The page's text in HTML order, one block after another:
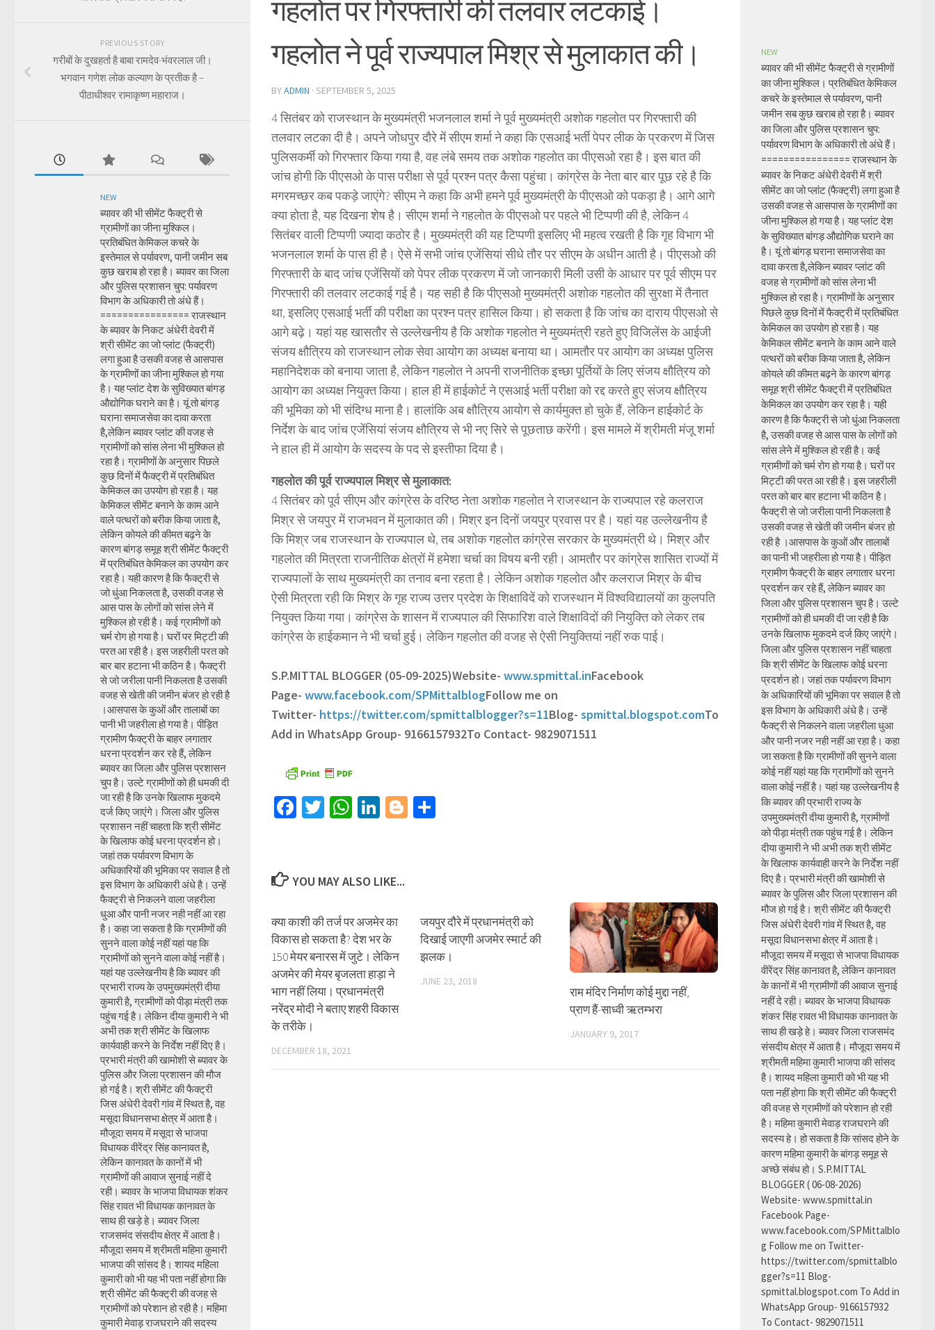
गहलोत पर गिरफ्तारी की तलवार लटकाई।
गहलोत ने पूर्व राज्यपाल मिश्र से मुलाकात की।
BYADMIN · SEPTEMBER 5, 2025
4 सितंबर को राजस्थान के मुख्यमंत्री भजनलाल शर्मा ने पूर्व मुख्यमंत्री अशोक गहलोत पर गिरफ्तारी की
तलवार लटका दी है। अपने जोधपुर दौरे में सीएम शर्मा ने कहा कि एसआई भर्ती पेपर लीक के प्रकरण में जिस
पुलिसकर्मी को गिरफ्तार किया गया है, वह लंबे समय तक अशोक गहलोत का पीएसओ रहा है। इस बात की
जांच होगी कि पीएसओ के पास परीक्षा से पूर्व प्रश्न पत्र कैसा पहुंचा। कांग्रेस के नेता बार बार पूछ रहे है कि
मगरमच्छर कब पकड़े जाएंगे? सीएम ने कहा कि अभी हमने पूर्व मुख्यमंत्री के पीएसओ को पकड़ा है। आगे आगे
क्या होता है, यह दिखना शेष है। सीएम शर्मा ने गहलोत के पीएसओ पर पहले भी टिप्पणी की है, लेकिन 4
सितंबर वाली टिप्पणी ज्यादा कठोर है। मुख्यमंत्री की यह टिप्पणी इसलिए भी महत्व रखती है कि गृह विभाग भी
भजनलाल शर्मा के पास ही है। ऐसे में सभी जांच एजेंसियां सीधे तौर पर सीएम के अधीन आती है। पीएसओ की
गिरफ्तारी के बाद जांच एजेंसियों को पेपर लीक प्रकरण में जो जानकारी मिली उसी के आधार पर पूर्व सीएम पर
गिरफ्तारी की तलवार लटकाई गई है। यह सही है कि पीएसओ मुख्यमंत्री अशोक गहलोत की सुरक्षा में तैनात
था, इसलिए एसआई भर्ती की परीक्षा का प्रश्न पत्र हासिल किया। हो सकता है कि जांच का दाराय पीएसओ से
आगे बढ़े। यहां यह खासतौर से उल्लेखनीय है कि अशोक गहलोत ने मुख्यमंत्री रहते हुए विजिलेंस के आईजी
संजय क्षौत्रिय को राजस्थान लोक सेवा आयोग का अध्यक्ष बनाया था। आमतौर पर आयोग का अध्यक्ष पुलिस
महानिदेशक को बनाया जाता है, लेकिन गहलोत ने अपनी राजनीतिक इच्छा पूर्तियों के लिए संजय क्षौत्रिय को
आयोग का अध्यक्ष नियुक्त किया। हाल ही में हाईकोर्ट ने एसआई भर्ती परीक्षा को रद्द करते हुए संजय क्षौत्रिय
की भूमिका को भी संदिग्ध माना है। हालांकि अब क्षौत्रिय आयोग से कार्यमुक्त हो चुके हैं, लेकिन हाईकोर्ट के
निर्देश के बाद जांच एजेंसियां संजय क्षौत्रिय से भी नए सिरे से पूछताछ करेंगी। इस मामले में श्रीमती मंजू शर्मा
ने हाल ही में आयोग के सदस्य के पद से इस्तीफा दिया है।
गहलोत की पूर्व राज्यपाल मिश्र से मुलाकात:
4 सितंबर को पूर्व सीएम और कांग्रेस के वरिष्ठ नेता अशोक गहलोत ने राजस्थान के राज्यपाल रहे कलराज
मिश्र से जयपुर में राजभवन में मुलाकात की। मिश्र इन दिनों जयपुर प्रवास पर है। यहां यह उल्लेखनीय है
कि मिश्र जब राजस्थान के राज्यपाल थे, तब अशोक गहलोत कांग्रेस सरकार के मुख्यमंत्री थे। मिश्र और
गहलोत की मित्रता राजनीतिक क्षेत्रों में हमेशा चर्चा का विषय बनी रही। आमतौर पर कांग्रेस शासित राज्यों में
राज्यपालों के साथ मुख्यमंत्री का तनाव बना रहता है। लेकिन अशोक गहलोत और कलराज मिश्र के बीच
ऐसी मित्रता रही कि मिश्र के गृह राज्य उत्तर प्रदेश के शिक्षाविदें को राजस्थान में विश्वविद्यालयों का कुलपति
नियुक्त किया गया। कांग्रेस के शासन में राज्यपाल की सिफारिश वाले शिक्षाविदों की नियुक्ति को लेकर तब
कांग्रेस के हाईकमान ने भी चर्चा हुई। लेकिन गहलोत की वजह से ऐसी नियुक्तियां नहीं रुक पाई।
S.P.MITTAL BLOGGER (05-09-2025)Website- www.spmittal.inFacebook
Page- www.facebook.com/SPMittalblogFollow me on
Twitter- https://twitter.com/spmittalblogger?s=11Blog- spmittal.blogspot.comTo
Add in WhatsApp Group- 9166157932To Contact- 9829071511
Facebook
TwitterWhatsApp
LinkedIn
Blogger
YOU MAY ALSO LIKE...
क्या काशी की तर्ज पर अजमेर का
विकास हो सकता है? देश भर के
150 मेयर बनारस में जुटे। लेकिन
अजमेर की मेयर बृजलता हाड़ा ने
भाग नहीं लिया। प्रधानमंत्री
नरेंद्र मोदी ने बताए शहरी विकास
के तरीके।
DECEMBER 18, 2021
जयपुर दौरे में प्रधानमंत्री को
दिखाई जाएगी अजमेर स्मार्ट की
झलक।
JUNE 23, 2018
राम मंदिर निर्माण कोई मुद्दा नहीं,
प्राण हैं-साध्वी ऋतम्भरा
JANUARY 9, 2017
PREVIOUS STORY
गरीबों के दुखहर्ता है बाबा रामदेव-भंवरलाल जी।
भगवान गणेश लोक कल्याण के प्रतीक है –
पीठाधीश्वर रामाकृष्ण महाराज।
NEW
ब्यावर की भी सीमेंट फैक्ट्री से
ग्रामीणों का जीना मुश्किल।
प्रतिबंधित केमिकल कचरे के
इस्तेमाल से पर्यावरण, पानी जमीन सब
कुछ खराब हो रहा है। ब्यावर का जिला
और पुलिस प्रशासन चुप: पर्यावरण
विभाग के अधिकारी तो अंधे हैं।
================ राजस्थान
के ब्यावर के निकट अंधेरी देवरी में
श्री सीमेंट का जो प्लांट (फैक्ट्री)
लगा हुआ है उसकी वजह से आसपास
के ग्रामीणों का जीना मुश्किल हो गया
है। यह प्लांट देश के सुविख्यात बांगड़
औद्योगिक घराने का है। यूं तो बांगड़
घराना समाजसेवा का दावा करता
है,लेकिन ब्यावर प्लांट की वजह से
ग्रामीणों को सांस लेना भी मुश्किल हो
रहा है। ग्रामीणों के अनुसार पिछले
कुछ दिनों में फैक्ट्री में प्रतिबंधित
केमिकल का उपयोग हो रहा है। यह
केमिकल सीमेंट बनाने के काम आने
वाले पत्थरों को बरीक किया जाता है,
लेकिन कोयले की कीमत बढ़ने के
कारण बांगड़ समूह श्री सीमेंट फैक्ट्री
में प्रतिबंधित केमिकल का उपयोग कर
रहा है। यही कारण है कि फैक्ट्री से
जो धुंआ निकलता है, उसकी वजह से
आस पास के लोगों को सांस लेने में
मुश्किल हो रही है। कई ग्रामीणों को
चर्म रोग हो गया है। घरों पर मिट्टी की
परत आ रही है। इस जहरीली परत को
बार बार हटाना भी कठिन है। फैक्ट्री
से जो जरीला पानी निकलता है उसकी
वजह से खेती की जमीन बंजर हो रही है
।आसपास के कुओं और तालाबों का
पानी भी जहरीला हो गया है। पीड़ित
ग्रामीण फैक्ट्री के बाहर लगातार
धरना प्रदर्शन कर रहे हैं, लेकिन
ब्यावर का जिला और पुलिस प्रशासन
चुप है। उल्टे ग्रामीणों को ही धमकी दी
जा रही है कि उनके खिलाफ मुकदमे
दर्ज किए जाएंगे। जिला और पुलिस
प्रशासन नहीं चाहता कि श्री सीमेंट
के खिलाफ कोई धरना प्रदर्शन हो।
जहां तक पर्यावरण विभाग के
अधिकारियों की भूमिका पर सवाल है तो
इस विभाग के अधिकारी अंधे है। उन्हें
फैक्ट्री से निकलने वाला जहरीला
धुआ और पानी नजर नही नहीं आ रहा
है। कहा जा सकता है कि ग्रामीणों की
सुनने वाला कोई नहीं यहां यह कि
ग्रामीणों को सुनने वाला कोई नहीं है।
यहां यह उल्लेखनीय है कि ब्यावर की
प्रभारी राज्य के उपमुख्यमंत्री दीया
कुमारी है, ग्रामीणों को पीड़ा मंत्री तक
पहुंच गई है। लेकिन दीया कुमारी ने भी
अभी तक श्री सीमेंट के खिलाफ
कार्यवाही करने के निर्देश नहीं दिए है।
प्रभारी मंत्री की खामोशी से ब्यावर के
पुलिस और जिला प्रशासन की मौज
हो गई है। श्री सीमेंट की फैक्ट्री
जिस अंधेरी देवरी गांव में स्थित है, वह
मसूदा विधानसभा क्षेत्र में आता है।
मौजूदा समय में मसूदा से भाजपा
विधायक वीरेंद्र सिंह कानावत है,
लेकिन कानावत के कानों में भी
ग्रामीणों की आवाज सुनाई नहीं दे
रही। ब्यावर के भाजपा विधायक शंकर
सिंह रावत भी विधायक कानावत के
साथ ही खड़े हे। ब्यावर जिला
राजसमंद संसदीय क्षेत्र में आता है।
मौजूदा समय में श्रीमती महिमा कुमारी
भाजपा की सांसद है। शायद महिला
कुमारी को भी यह भी पता नहीं होगा कि
श्री सीमेंट की फैक्ट्री की वजह से
ग्रामीणों को परेशान हो रही है। महिमा
कुमारी मेवाड़ राजघराने की सदस्य
NEW
ब्यावर की भी सीमेंट फैक्ट्री से ग्रामीणों
का जीना मुश्किल। प्रतिबंधित केमिकल
कचरे के इस्तेमाल से पर्यावरण, पानी
जमीन सब कुछ खराब हो रहा है। ब्यावर
का जिला और पुलिस प्रशासन चुप:
पर्यावरण विभाग के अधिकारी तो अंधे हैं।
================ राजस्थान के
ब्यावर के निकट अंधेरी देवरी में श्री
सीमेंट का जो प्लांट (फैक्ट्री) लगा हुआ है
उसकी वजह से आसपास के ग्रामीणों का
जीना मुश्किल हो गया है। यह प्लांट देश
के सुविख्यात बांगड़ औद्योगिक घराने का
है। यूं तो बांगड़ घराना समाजसेवा का
दावा करता है,लेकिन ब्यावर प्लांट की
वजह से ग्रामीणों को सांस लेना भी
मुश्किल हो रहा है। ग्रामीणों के अनुसार
पिछले कुछ दिनों में फैक्ट्री में प्रतिबंधित
केमिकल का उपयोग हो रहा है। यह
केमिकल सीमेंट बनाने के काम आने वाले
पत्थरों को बरीक किया जाता है, लेकिन
कोयले की कीमत बढ़ने के कारण बांगड़
समूह श्री सीमेंट फैक्ट्री में प्रतिबंधित
केमिकल का उपयोग कर रहा है। यही
कारण है कि फैक्ट्री से जो धुंआ निकलता
है, उसकी वजह से आस पास के लोगों को
सांस लेने में मुश्किल हो रही है। कई
ग्रामीणों को चर्म रोग हो गया है। घरों पर
मिट्टी की परत आ रही है। इस जहरीली
परत को बार बार हटाना भी कठिन है।
फैक्ट्री से जो जरीला पानी निकलता है
उसकी वजह से खेती की जमीन बंजर हो
रही है ।आसपास के कुओं और तालाबों
का पानी भी जहरीला हो गया है। पीड़ित
ग्रामीण फैक्ट्री के बाहर लगातार धरना
प्रदर्शन कर रहे हैं, लेकिन ब्यावर का
जिला और पुलिस प्रशासन चुप है। उल्टे
ग्रामीणों को ही धमकी दी जा रही है कि
उनके खिलाफ मुकदमे दर्ज किए जाएंगे।
जिला और पुलिस प्रशासन नहीं चाहता
कि श्री सीमेंट के खिलाफ कोई धरना
प्रदर्शन हो। जहां तक पर्यावरण विभाग
के अधिकारियों की भूमिका पर सवाल है तो
इस विभाग के अधिकारी अंधे है। उन्हें
फैक्ट्री से निकलने वाला जहरीला धुआ
और पानी नजर नही नहीं आ रहा है। कहा
जा सकता है कि ग्रामीणों की सुनने वाला
कोई नहीं यहां यह कि ग्रामीणों को सुनने
वाला कोई नहीं है। यहां यह उल्लेखनीय है
कि ब्यावर की प्रभारी राज्य के
उपमुख्यमंत्री दीया कुमारी है, ग्रामीणों
को पीड़ा मंत्री तक पहुंच गई है। लेकिन
दीया कुमारी ने भी अभी तक श्री सीमेंट
के खिलाफ कार्यवाही करने के निर्देश नहीं
दिए है। प्रभारी मंत्री की खामोशी से
ब्यावर के पुलिस और जिला प्रशासन की
मौज हो गई है। श्री सीमेंट की फैक्ट्री
जिस अंधेरी देवरी गांव में स्थित है, वह
मसूदा विधानसभा क्षेत्र में आता है।
मौजूदा समय में मसूदा से भाजपा विधायक
वीरेंद्र सिंह कानावत है, लेकिन कानावत
के कानों में भी ग्रामीणों की आवाज सुनाई
नहीं दे रही। ब्यावर के भाजपा विधायक
शंकर सिंह रावत भी विधायक कानावत के
साथ ही खड़े हे। ब्यावर जिला राजसमंद
संसदीय क्षेत्र में आता है। मौजूदा समय में
श्रीमती महिमा कुमारी भाजपा की सांसद
है। शायद महिला कुमारी को भी यह भी
पता नहीं होगा कि श्री सीमेंट की फैक्ट्री
की वजह से ग्रामीणों को परेशान हो रही
है। महिमा कुमारी मेवाड़ राजघराने की
सदस्य हे। हो सकता है कि सांसद होने के
कारण महिमा कुमारी के बांगड़ समूह से
अच्छे संबंध हो। S.P.MITTAL
BLOGGER ( 06-08-2026)
Website- www.spmittal.in
Facebook Page-
www.facebook.com/SPMittalblo
g Follow me on Twitter-
https://twitter.com/spmittalblo
gger?s=11 Blog-
spmittal.blogspot.com To Add in
WhatsApp Group- 9166157932
To Contact- 9829071511